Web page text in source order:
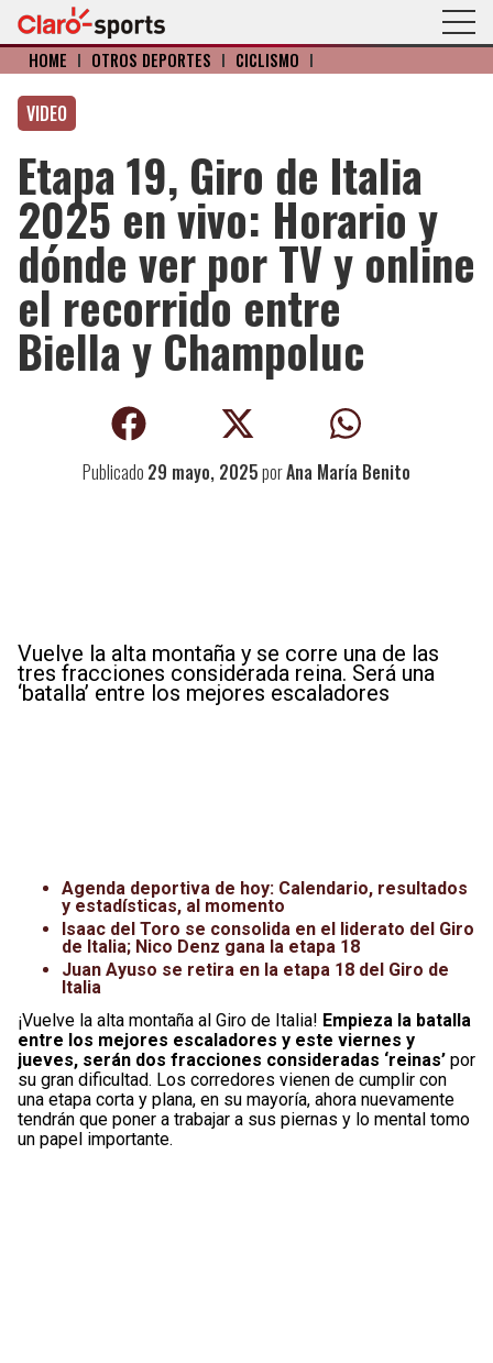
HOME I OTROS DEPORTES I CICLISMO I
VIDEO
Etapa 19, Giro de Italia
2025 en vivo: Horario y
dónde ver por TV y online
el recorrido entre
Biella y Champoluc
Publicado 29 mayo, 2025porAna María Benito
Vuelve la alta montaña y se corre una de las
tres fracciones considerada reina. Será una
‘batalla’ entre los mejores escaladores
Agenda deportiva de hoy: Calendario, resultados
y estadísticas, al momento
Isaac del Toro se consolida en el liderato del Giro
de Italia; Nico Denz gana la etapa 18
Juan Ayuso se retira en la etapa 18 del Giro de
Italia
¡Vuelve la alta montaña al Giro de Italia! Empieza la batalla
entre los mejores escaladores y este viernes y
jueves, serán dos fracciones consideradas ‘reinas’ por
su gran dificultad. Los corredores vienen de cumplir con
una etapa corta y plana, en su mayoría, ahora nuevamente
tendrán que poner a trabajar a sus piernas y lo mental tomo
un papel importante.